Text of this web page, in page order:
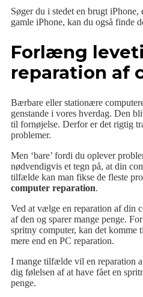
Søger du i stedet en brugt
gamle iPhone, kan du også finde
Forlæng
reparation af
Bærbare eller stationære
genstande i vores hverdag. Den
til fornøjelse. Derfor er det rigtig
problemer.
Men ‘bare’ fordi du oplever
nødvendigvis et tegn på, at din
tilfælde kan man fikse de fleste
computer reparation.
Ved at vælge en reparation af din
af den og sparer mange penge.
spritny computer, kan det komme
mere end en PC reparation.
I mange tilfælde vil en reparation
dig følelsen af at have fået en
penge.